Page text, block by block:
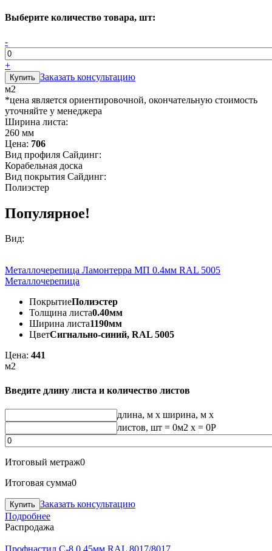
Выберите количество товара, шт:
-
+
Заказать консультацию
м2
*цена является ориентировочной, окончательную стоимость
уточняйте у менеджера
Ширина листа:
260 мм
Цена: 706
Вид профиля Сайдинг:
Корабельная доска
Вид покрытия Сайдинг:
Полиэстер
Популярное!
Вид:
Металлочерепица Ламонтерра МП 0.4мм RAL 5005
Металлочерепица
ПокрытиеПолиэстер
Толщина листа0.40мм
Ширина листа1190мм
ЦветСигнально-синий, RAL 5005
Цена: 441
м2
Введите длину листа и количество листов
длина, м x ширина, м x
листов, шт = 0м2 x = 0Р
Итоговый метраж0
Итоговая сумма0
Заказать консультацию
Подробнее
Распродажа
Профнастил С-8 0.45мм RAL 8017/8017